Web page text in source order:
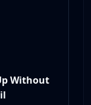
Without